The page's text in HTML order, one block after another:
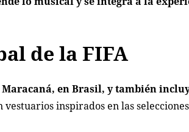
de la FIFA
en Brasil, y también
inspirados en las selecciones